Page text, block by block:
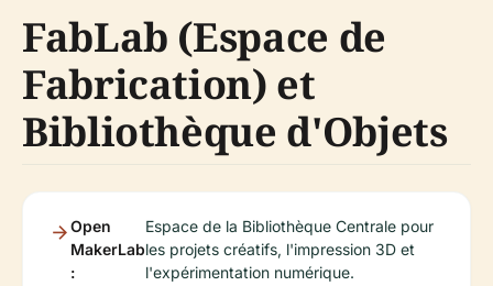
FabLab (Espace de
Fabrication) et
Bibliothèque d'Objets
Open
MakerLab
:
Espace de la Bibliothèque Centrale pour
les projets créatifs, l'impression 3D et
l'expérimentation numérique.